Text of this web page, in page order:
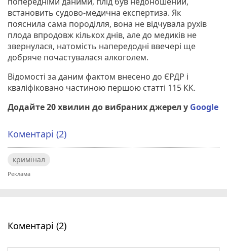
встановить судово-медична експертиза. Як
пояснила сама породілля, вона не відчувала рухів
плода впродовж кількох днів, але до медиків не
звернулася, натомість напередодні ввечері ще
добряче почастувалася алкоголем.
Відомості за даним фактом внесено до ЄРДР і
кваліфіковано частиною першою статті 115 КК.
Додайте 20 хвилин до вибраних джерел у Google
Коментарі (2)
кримінал
Коментарі (2)